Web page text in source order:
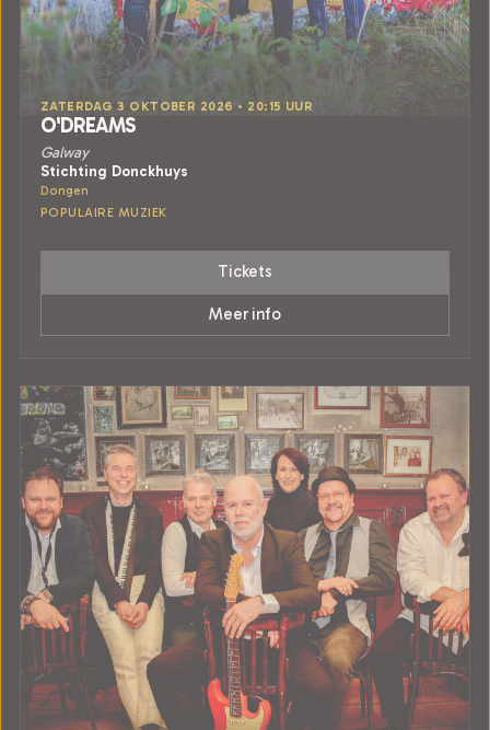
ZATERDAG 3 OKTOBER 2026 • 20:15 UUR
O'DREAMS
Galway
Stichting Donckhuys
Dongen
POPULAIRE MUZIEK
Tickets
Meer info